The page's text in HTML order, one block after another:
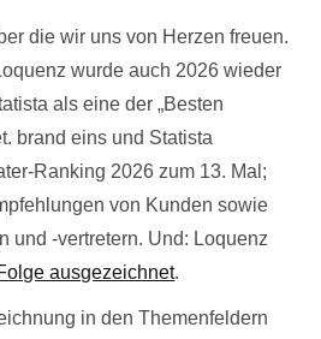
die wir uns von Herzen freuen.
wurde auch 2026 wieder
als eine der „Besten
brand eins und Statista
Ranking 2026 zum 13. Mal;
von Kunden sowie
und -vertretern. Und: Loquenz
ausgezeichnet.
in den Themenfeldern